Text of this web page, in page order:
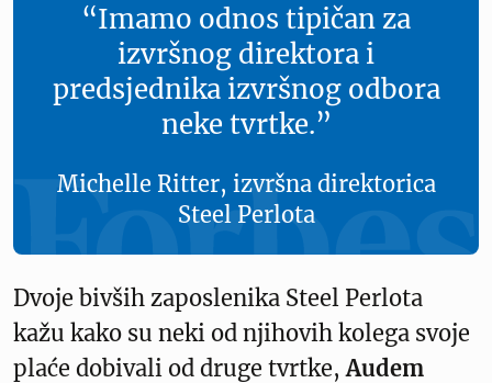
“Imamo odnos tipičan za
izvršnog direktora i
predsjednika izvršnog odbora
neke tvrtke.”
Michelle Ritter, izvršna direktorica
Steel Perlota
Dvoje bivših zaposlenika Steel Perlota
kažu kako su neki od njihovih kolega svoje
plaće dobivali od druge tvrtke,Audem